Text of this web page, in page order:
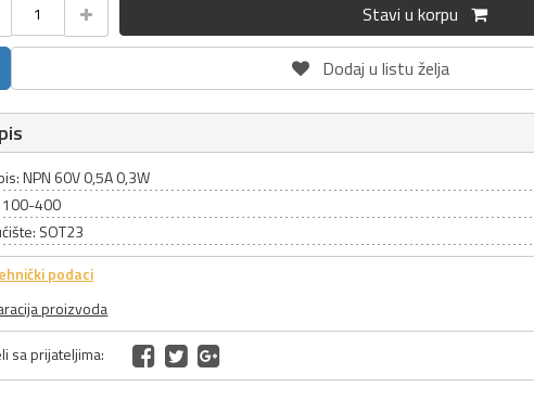
Stavi u korpu
Dodaj u listu želja
NPN 60V 0,5A 0,3W
100-400
SOT23
podaci
proizvoda
sa prijateljima: